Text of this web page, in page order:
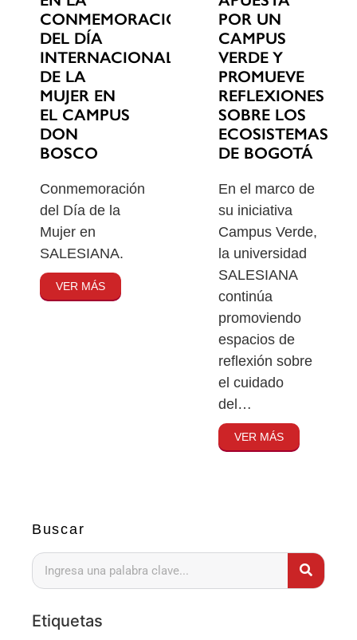
Buscar
Etiquetas
CONMEMORACIÓN
DEL DÍA
INTERNACIONAL
DE LA
MUJER EN
EL CAMPUS
DON
BOSCO
Conmemoración
del Día de la
Mujer en
SALESIANA.
VER MÁS
POR UN
CAMPUS
VERDE Y
PROMUEVE
REFLEXIONES
SOBRE LOS
ECOSISTEMAS
DE BOGOTÁ
En el marco de
su iniciativa
Campus Verde,
la universidad
SALESIANA
continúa
promoviendo
espacios de
reflexión sobre
el cuidado
del…
VER MÁS